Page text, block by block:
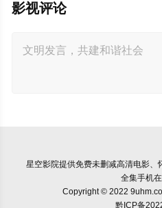
影视评论
星空影院提供免费未删减高清电影、
全集手机
Copyright © 2022
黔ICP备